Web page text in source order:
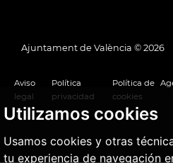
Utilizamos cookies
Usamos cookies y otras
tu experiencia de navegación
Ajuntament de València © 2026
Aviso
legal
Política
privacidad
Política de
cookies